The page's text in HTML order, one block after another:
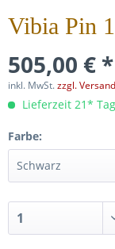
Vibia Pin
505,00 € *
inkl. MwSt.zzgl.
Lieferzeit 21*
Farbe: